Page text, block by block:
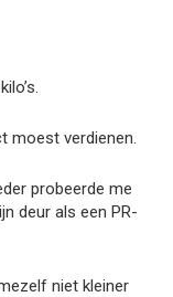
moest verdienen.
probeerde me
deur als een PR-
niet kleiner